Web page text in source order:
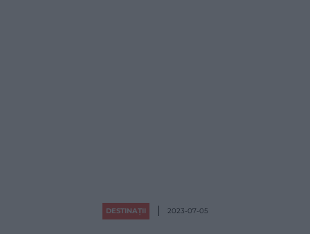
DESTINAȚII 2023-07-05